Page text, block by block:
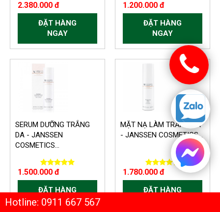
2.380.000 đ
ĐẶT HÀNG
NGAY
1.200.000 đ
ĐẶT HÀNG
NGAY
SERUM DƯỠNG TRẮNG
DA - JANSSEN
COSMETICS...
1.500.000 đ
ĐẶT HÀNG
NGAY
MẶT NẠ LÀM TRẮNG DA
- JANSSEN COSMETICS...
1.780.000 đ
ĐẶT HÀNG
Hotline: 0911 667 567